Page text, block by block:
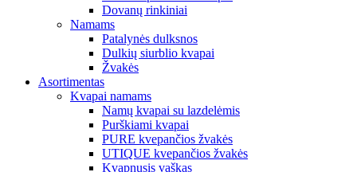
Dovanų rinkiniai
Namams
Patalynės dulksnos
Dulkių siurblio kvapai
Žvakės
Asortimentas
Kvapai namams
Namų kvapai su lazdelėmis
Purškiami kvapai
PURE kvepančios žvakės
UTIQUE kvepančios žvakės
Kvapnusis vaškas